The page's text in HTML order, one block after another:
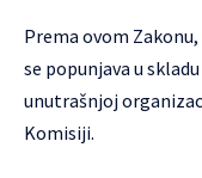
Prema ovom
se popunjava u
unutrašnjoj
Komisiji.